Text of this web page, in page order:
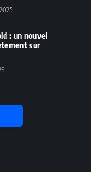
: un nouvel
sur